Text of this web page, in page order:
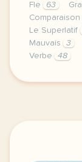
Fle
63
Comparaison
Le Superlatif
Mauvais
3
Verbe
48
image